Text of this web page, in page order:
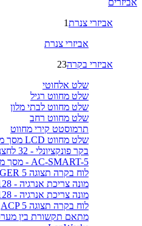
אביזרים
אביזרי צנרת1
אביזרי צנרת
אביזרי בקרה23
שלט אלחוטי
שלט מחווט רגיל
שלט מחווט לבתי מלון
שלט מחווט רחב
תרמוסטט קירי מחווט
שלט מחווט LCD מסך מגע “ 5
בקר פונקציונלי - 32 לחצנים
AC-SMART-5 - מסך מגע 10.2 אינצ׳
לוח בקרה תצוגה AC MANAGER 5 בתוספת תוכנת ניהול
מונה צריכת אנרגיה - 128 יח' קצה
מונה צריכת אנרגיה - 128 יח' קצה
לוח בקרה תצוגה ACP 5